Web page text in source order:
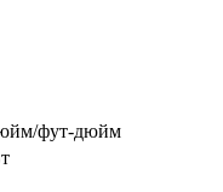
фут-дюйм